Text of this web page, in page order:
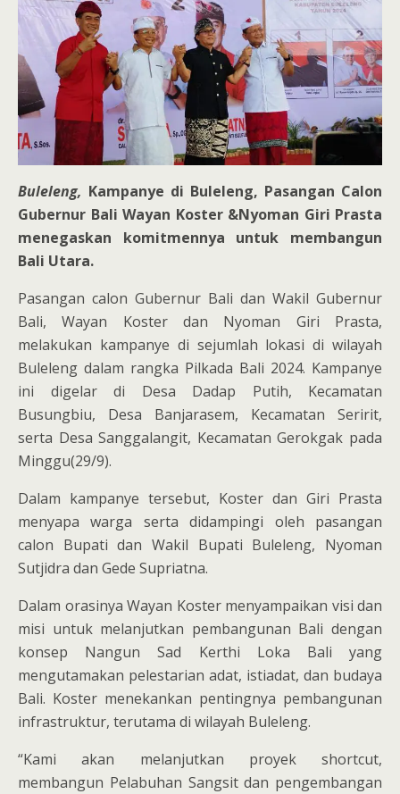
Buleleng, Kampanye di Buleleng, Pasangan Calon
Gubernur Bali Wayan Koster &Nyoman Giri Prasta
menegaskan komitmennya untuk membangun
Bali Utara.
Pasangan calon Gubernur Bali dan Wakil Gubernur
Bali, Wayan Koster dan Nyoman Giri Prasta,
melakukan kampanye di sejumlah lokasi di wilayah
Buleleng dalam rangka Pilkada Bali 2024. Kampanye
ini digelar di Desa Dadap Putih, Kecamatan
Busungbiu, Desa Banjarasem, Kecamatan Seririt,
serta Desa Sanggalangit, Kecamatan Gerokgak pada
Minggu(29/9).
Dalam kampanye tersebut, Koster dan Giri Prasta
menyapa warga serta didampingi oleh pasangan
calon Bupati dan Wakil Bupati Buleleng, Nyoman
Sutjidra dan Gede Supriatna.
Dalam orasinya Wayan Koster menyampaikan visi dan
misi untuk melanjutkan pembangunan Bali dengan
konsep Nangun Sad Kerthi Loka Bali yang
mengutamakan pelestarian adat, istiadat, dan budaya
Bali. Koster menekankan pentingnya pembangunan
infrastruktur, terutama di wilayah Buleleng.
“Kami akan melanjutkan proyek shortcut,
membangun Pelabuhan Sangsit dan pengembangan